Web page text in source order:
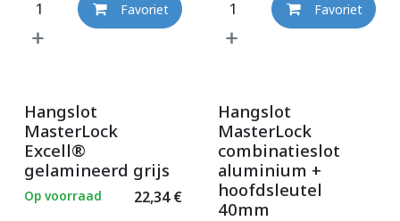
Favoriet Favoriet
Hangslot
MasterLock
Excell®
gelamineerd grijs
22,34€
Op voorraad
Hangslot
MasterLock
combinatieslot
aluminium +
hoofdsleutel
40mm